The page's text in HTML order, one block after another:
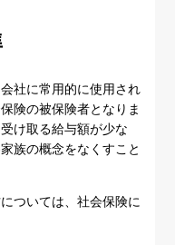
社に常用的に使用され
険の被保険者となりま
け取る給与額が少な
族の概念をなくすこと
ついては、社会保険に